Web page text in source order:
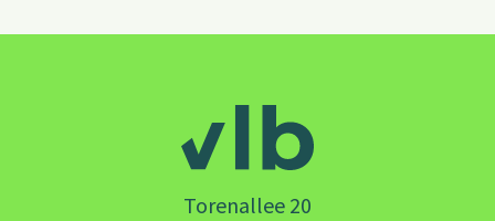
Torenallee 20